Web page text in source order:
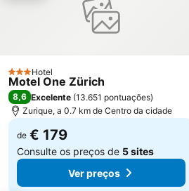
3 Estrelas
Hotel
Motel One Zürich
8,6 Excelente (13.651 pontuações)
Zurique, a 0.7 km de Centro da cidade
de € 179
Consulte os preços de 5 sites
Ver preços